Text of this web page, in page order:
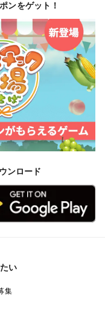
ンをゲット！
ンロード
い
集